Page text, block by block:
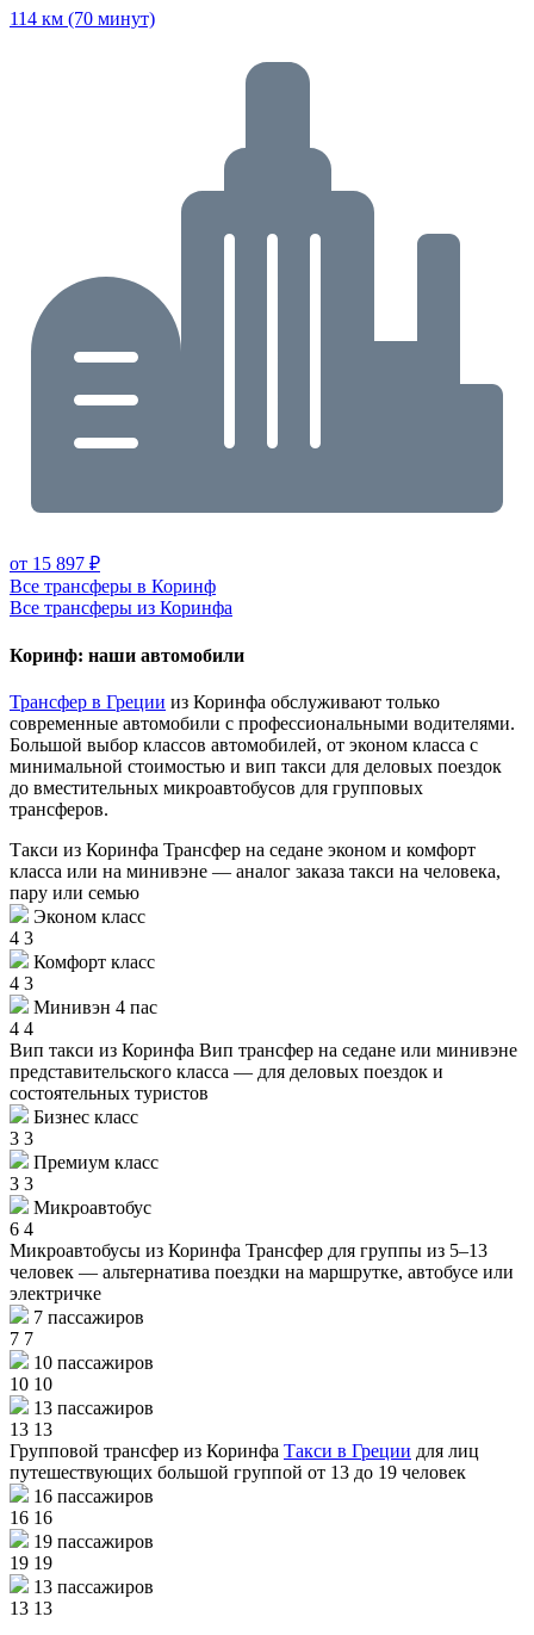
114 км (70 минут)
от 15 897 ₽
Все трансферы в Коринф
Все трансферы из Коринфа
Коринф: наши автомобили
Трансфер в Греции из Коринфа обслуживают только
современные автомобили с профессиональными водителями.
Большой выбор классов автомобилей, от эконом класса с
минимальной стоимостью и вип такси для деловых поездок
до вместительных микроавтобусов для групповых
трансферов.
Такси из Коринфа Трансфер на седане эконом и комфорт
класса или на минивэне — аналог заказа такси на человека,
пару или семью
Эконом класс
4 3
Комфорт класс
4 3
Минивэн 4 пас
4 4
Вип такси из Коринфа Вип трансфер на седане или минивэне
представительского класса — для деловых поездок и
состоятельных туристов
Бизнес класс
3 3
Премиум класс
3 3
Микроавтобус
6 4
Микроавтобусы из Коринфа Трансфер для группы из 5–13
человек — альтернатива поездки на маршрутке, автобусе или
электричке
7 пассажиров
7 7
10 пассажиров
10 10
13 пассажиров
13 13
Групповой трансфер из Коринфа Такси в Греции для лиц
путешествующих большой группой от 13 до 19 человек
16 пассажиров
16 16
19 пассажиров
19 19
13 пассажиров
13 13